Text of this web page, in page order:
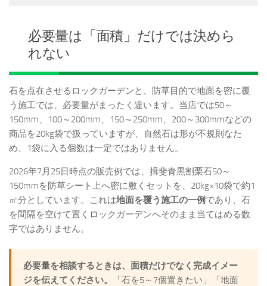
必要量は「面積」だけでは決めら
れない
石を点在させるロックガーデンと、防草目的で地面を密に覆
う施工では、必要量がまったく違います。当店では50～
150mm、100～200mm、150～250mm、200～300mmなどの
商品を20kg袋で扱っていますが、自然石は形が不規則なた
め、1袋に入る個数は一定ではありません。
2026年7月25日時点の販売例では、揖斐青黒割栗石50～
150mmを防草シート上へ密に敷くセットを、20kg×10袋で約1
㎡分としています。これは地面を覆う施工の一例 であり、石
を間隔を空けて置くロックガーデンへそのまま当てはめる数
字ではありません。
必要量を相談するときは、面積だけでなく完成イメー
ジを伝えてください。
「石を5～7個置きたい」「地面